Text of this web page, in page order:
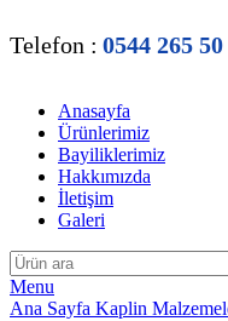
Telefon : 0544 265
Anasayfa
Ürünlerimiz
Bayiliklerimiz
Hakkımızda
İletişim
Galeri
Menu
Ana Sayfa Kaplin